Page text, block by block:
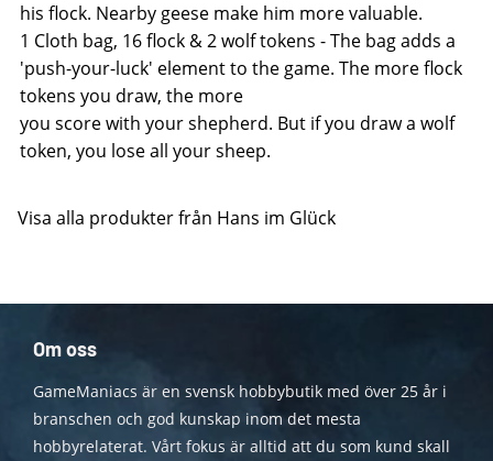
his flock. Nearby geese make him more valuable.
1 Cloth bag, 16 flock & 2 wolf tokens - The bag adds a
'push-your-luck' element to the game. The more flock
tokens you draw, the more
you score with your shepherd. But if you draw a wolf
token, you lose all your sheep.
Visa alla produkter från Hans im Glück
Om oss
GameManiacs är en svensk hobbybutik med över 25 år i
branschen och god kunskap inom det mesta
hobbyrelaterat. Vårt fokus är alltid att du som kund skall